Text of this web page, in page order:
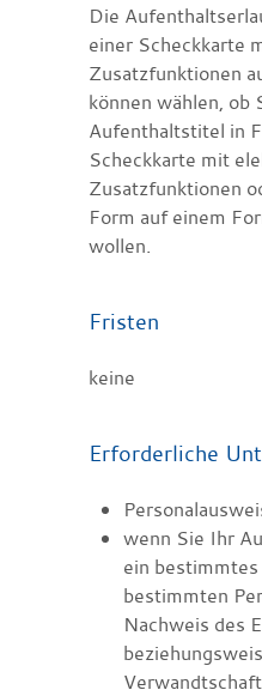
Die
einer Scheckkarte
Zusatzfunktionen
können wählen, ob
Aufenthaltstitel in
Scheckkarte mit
Zusatzfunktionen
Form auf einem
wollen.
Fristen
keine
Erforderliche
wenn Sie Ihr
ein
bestimmten
Nachweis des